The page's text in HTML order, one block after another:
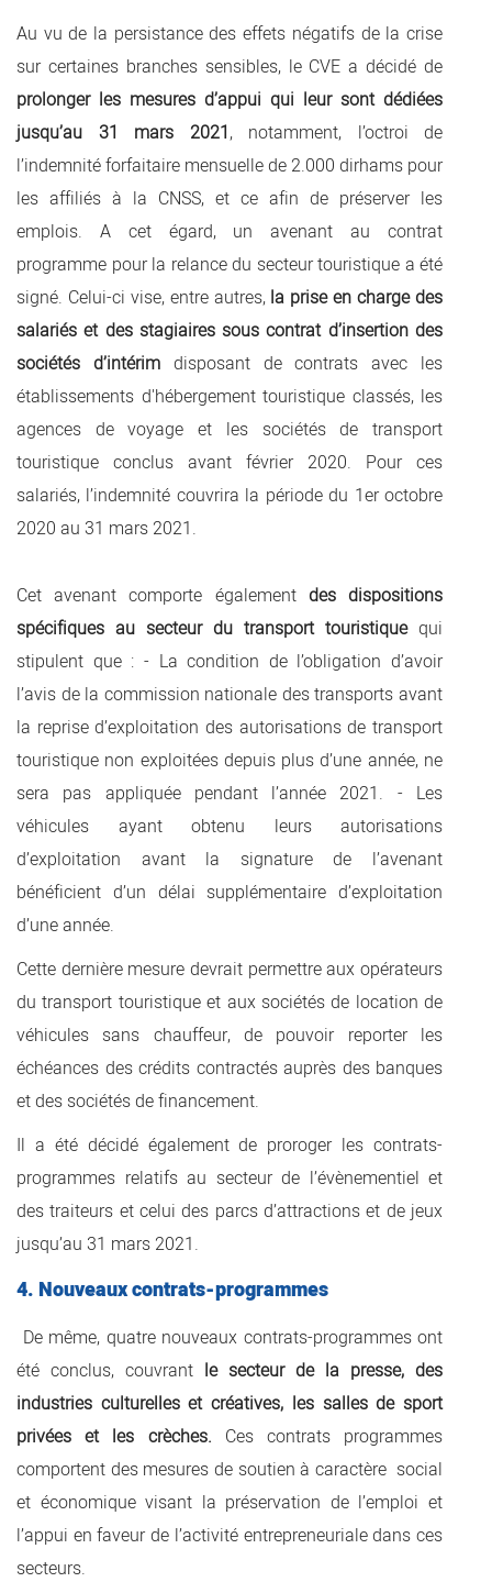
Au vu de la persistance des effets négatifs de la crise
sur certaines branches sensibles, le CVE a décidé de
prolonger les mesures d’appui qui leur sont dédiées
jusqu’au 31 mars 2021, notamment, l’octroi de
l’indemnité forfaitaire mensuelle de 2.000 dirhams pour
les affiliés à la CNSS, et ce afin de préserver les
emplois. A cet égard, un avenant au contrat
programme pour la relance du secteur touristique a été
signé. Celui-ci vise, entre autres,la prise en charge des
salariés et des stagiaires sous contrat d’insertion des
sociétés d’intérimdisposant de contrats avec les
établissements d'hébergement touristique classés, les
agences de voyage et les sociétés de transport
touristique conclus avant février 2020. Pour ces
salariés, l’indemnité couvrira la période du 1er octobre
2020 au 31 mars 2021.
Cet avenant comporte égalementdes dispositions
spécifiques au secteur du transport touristiquequi
stipulent que : - La condition de l’obligation d’avoir
l’avis de la commission nationale des transports avant
la reprise d’exploitation des autorisations de transport
touristique non exploitées depuis plus d’une année, ne
sera pas appliquée pendant l’année 2021. - Les
véhicules ayant obtenu leurs autorisations
d’exploitation avant la signature de l’avenant
bénéficient d’un délai supplémentaire d’exploitation
d’une année.
Cette dernière mesure devrait permettre aux opérateurs
du transport touristique et aux sociétés de location de
véhicules sans chauffeur, de pouvoir reporter les
échéances des crédits contractés auprès des banques
et des sociétés de financement.
Il a été décidé également de proroger les contrats-
programmes relatifs au secteur de l’évènementiel et
des traiteurs et celui des parcs d’attractions et de jeux
jusqu’au 31 mars 2021.
4. Nouveaux contrats-programmes
De même, quatre nouveaux contrats-programmes ont
été conclus, couvrant le secteur de la presse, des
industries culturelles et créatives, les salles de sport
privées et les crèches. Ces contrats programmes
comportent des mesures de soutien à caractère social
et économique visant la préservation de l’emploi et
l’appui en faveur de l’activité entrepreneuriale dans ces
secteurs.